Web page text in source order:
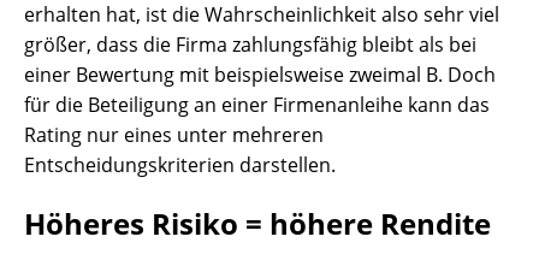
erhalten hat, ist die Wahrscheinlichkeit also sehr viel
größer, dass die Firma zahlungsfähig bleibt als bei
einer Bewertung mit beispielsweise zweimal B. Doch
für die Beteiligung an einer Firmenanleihe kann das
Rating nur eines unter mehreren
Entscheidungskriterien darstellen.
Höheres Risiko = höhere Rendite